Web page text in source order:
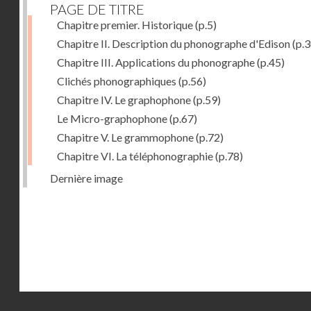
PAGE DE TITRE
Chapitre premier. Historique(p.5)
Chapitre II. Description du phonographe d'Edison
Chapitre III. Applications du phonographe(p.45)
Clichés phonographiques (p.56)
Chapitre IV. Le graphophone(p.59)
Le Micro-graphophone(p.67)
Chapitre V. Le grammophone(p.72)
Chapitre VI. La téléphonographie(p.78)
Dernière image